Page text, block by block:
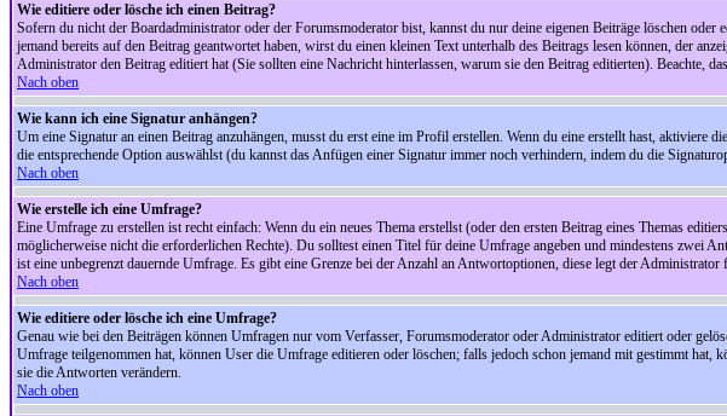
Wie editiere oder lösche ich einen Beitrag?
Sofern du nicht der Boardadministrator oder der Forumsmoderator bist, kannst du nur deine eigenen Beiträge löschen
jemand bereits auf den Beitrag geantwortet haben, wirst du einen kleinen Text unterhalb des Beitrags lesen können, der
Administrator den Beitrag editiert hat (Sie sollten eine Nachricht hinterlassen, warum sie den Beitrag editierten). Beachte,
Nach oben
Wie kann ich eine Signatur anhängen?
Um eine Signatur an einen Beitrag anzuhängen, musst du erst eine im Profil erstellen. Wenn du eine erstellt hast, aktiviere die
die entsprechende Option auswählst (du kannst das Anfügen einer Signatur immer noch verhindern, indem du die
Nach oben
Wie erstelle ich eine Umfrage?
Eine Umfrage zu erstellen ist recht einfach: Wenn du ein neues Thema erstellst (oder den ersten Beitrag eines Themas
möglicherweise nicht die erforderlichen Rechte). Du solltest einen Titel für deine Umfrage angeben und mindestens zwei
ist eine unbegrenzt dauernde Umfrage. Es gibt eine Grenze bei der Anzahl an Antwortoptionen, diese legt der Administrator
Nach oben
Wie editiere oder lösche ich eine Umfrage?
Genau wie bei den Beiträgen können Umfragen nur vom Verfasser, Forumsmoderator oder Administrator editiert oder
Umfrage teilgenommen hat, können User die Umfrage editieren oder löschen; falls jedoch schon jemand mit gestimmt
sie die Antworten verändern.
Nach oben